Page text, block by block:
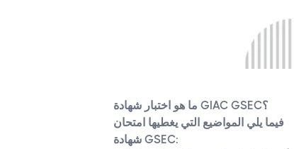
ما هو اختبار شهادة GIAC GSEC؟
فيما يلي المواضيع التي يغطيها امتحان
شهادة GSEC: